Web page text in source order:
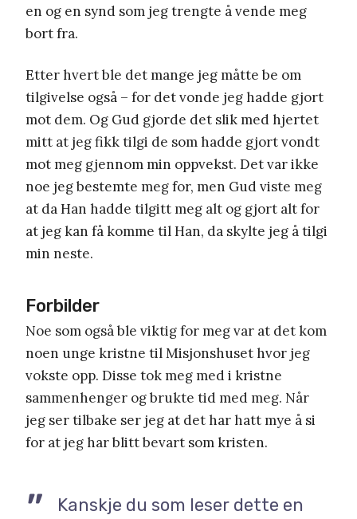
en og en synd som jeg trengte å vende meg
bort fra.
Etter hvert ble det mange jeg måtte be om
tilgivelse også – for det vonde jeg hadde gjort
mot dem. Og Gud gjorde det slik med hjertet
mitt at jeg fikk tilgi de som hadde gjort vondt
mot meg gjennom min oppvekst. Det var ikke
noe jeg bestemte meg for, men Gud viste meg
at da Han hadde tilgitt meg alt og gjort alt for
at jeg kan få komme til Han, da skylte jeg å tilgi
min neste.
Forbilder
Noe som også ble viktig for meg var at det kom
noen unge kristne til Misjonshuset hvor jeg
vokste opp. Disse tok meg med i kristne
sammenhenger og brukte tid med meg. Når
jeg ser tilbake ser jeg at det har hatt mye å si
for at jeg har blitt bevart som kristen.
Kanskje du som leser dette en